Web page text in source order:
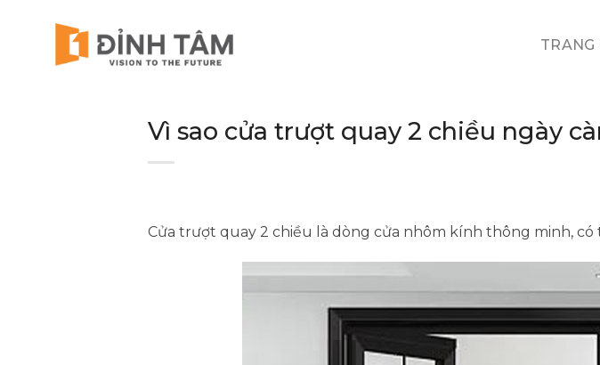
TRANG
Vì sao cửa trượt quay 2 chiều ngày
Cửa trượt quay 2 chiều là dòng cửa nhôm kính thông minh,